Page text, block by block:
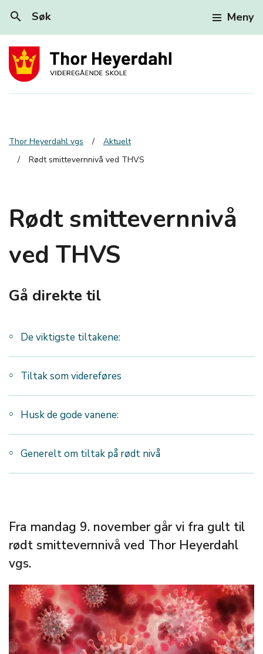
search Søk Meny
Thor Heyerdahl vgs
Aktuelt
Rødt smittevernnivå ved THVS
Rødt smittevernnivå
ved THVS
Gå direkte til
De viktigste tiltakene:
Tiltak som videreføres
Husk de gode vanene:
Generelt om tiltak på rødt nivå
Fra mandag 9. november går vi fra gult til
rødt smittevernnivå ved Thor Heyerdahl
vgs.